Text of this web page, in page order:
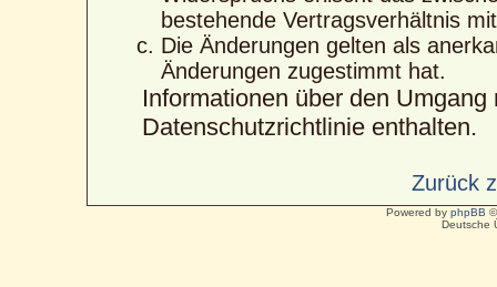
bestehende Vertragsverhältnis
Die Änderungen gelten als
Änderungen zugestimmt hat.
Informationen über den
Datenschutzrichtlinie enthalten.
Zurück
Powered by phpBB
Deutsche